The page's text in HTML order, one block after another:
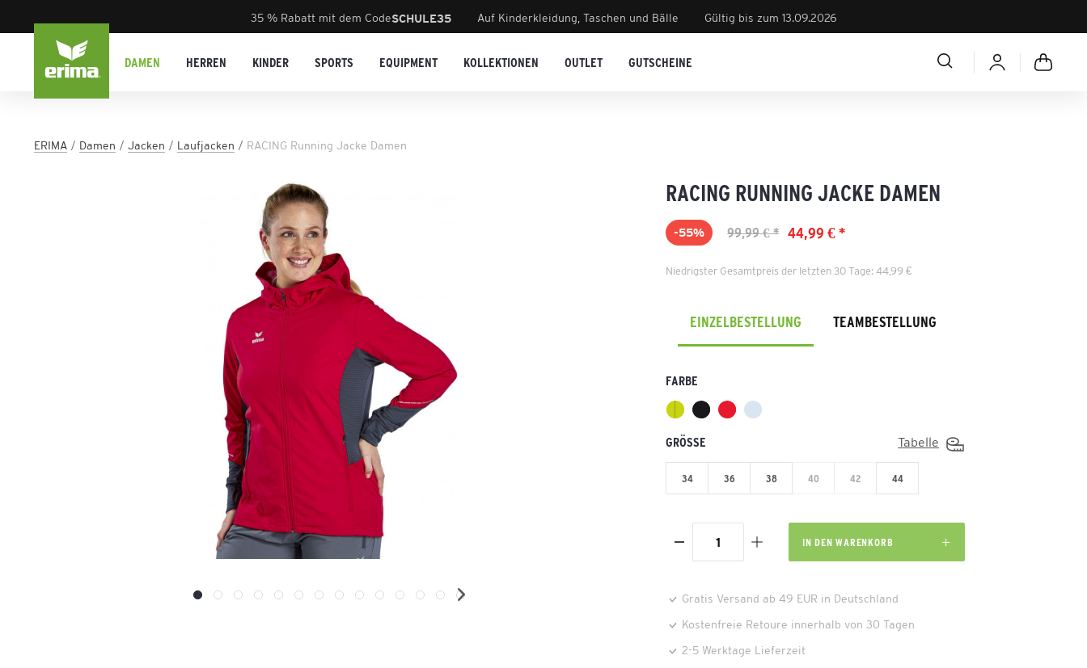
35 % Rabatt mit dem CodeSCHULE35 Auf Kinderkleidung, Taschen und Bälle Gültig bis zum 13.09.2026
DAMEN HERREN KINDER SPORTS EQUIPMENT KOLLEKTIONEN OUTLET GUTSCHEINE
ERIMA Damen Jacken Laufjacken RACING Running Jacke Damen
RACING RUNNING JACKE DAMEN
44,99 € *
99,99 € *
-55%
Niedrigster Gesamtpreis der letzten 30 Tage: 44,99 €
EINZELBESTELLUNG TEAMBESTELLUNG
FARBE
GRÖSSE Tabelle
34 36 38 40 42 44
IN DEN WARENKORB
Gratis Versand ab 49 EUR in Deutschland
Kostenfreie Retoure innerhalb von 30 Tagen
2-5 Werktage Lieferzeit